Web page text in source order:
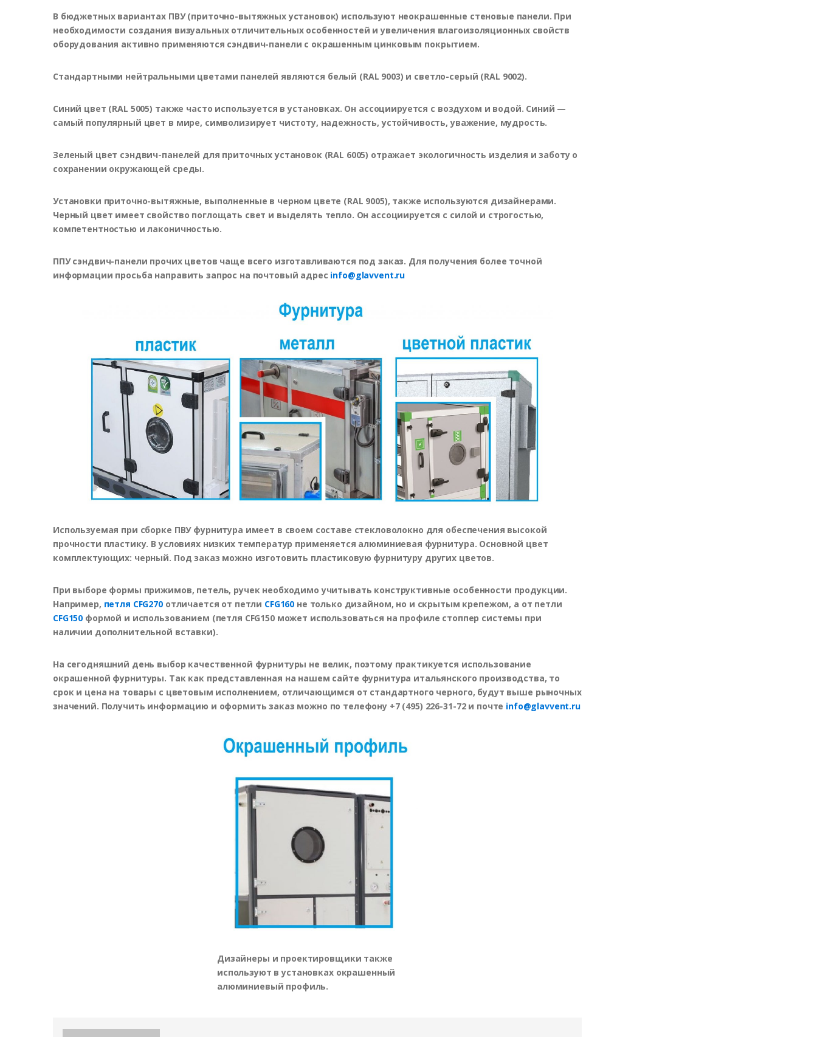
В бюджетных вариантах ПВУ (приточно-вытяжных установок) используют неокрашенные стеновые панели. При
необходимости создания визуальных отличительных особенностей и увеличения влагоизоляционных свойств
оборудования активно применяются сэндвич-панели с окрашенным цинковым покрытием.
Стандартными нейтральными цветами панелей являются белый (RAL 9003) и светло-серый (RAL 9002).
Синий цвет (RAL 5005) также часто используется в установках. Он ассоциируется с воздухом и водой. Синий —
самый популярный цвет в мире, символизирует чистоту, надежность, устойчивость, уважение, мудрость.
Зеленый цвет сэндвич-панелей для приточных установок (RAL 6005) отражает экологичность изделия и заботу о
сохранении окружающей среды.
Установки приточно-вытяжные, выполненные в черном цвете (RAL 9005), также используются дизайнерами.
Черный цвет имеет свойство поглощать свет и выделять тепло. Он ассоциируется с силой и строгостью,
компетентностью и лаконичностью.
ППУ сэндвич-панели прочих цветов чаще всего изготавливаются под заказ. Для получения более точной
информации просьба направить запрос на почтовый адрес info@glavvent.ru
Используемая при сборке ПВУ фурнитура имеет в своем составе стекловолокно для обеспечения высокой
прочности пластику. В условиях низких температур применяется алюминиевая фурнитура. Основной цвет
комплектующих: черный. Под заказ можно изготовить пластиковую фурнитуру других цветов.
При выборе формы прижимов, петель, ручек необходимо учитывать конструктивные особенности продукции.
Например, петля CFG270отличается от петли CFG160 не только дизайном, но и скрытым крепежом, а от петли
CFG150 формой и использованием (петля CFG150 может использоваться на профиле стоппер системы при
наличии дополнительной вставки).
На сегодняшний день выбор качественной фурнитуры не велик, поэтому практикуется использование
окрашенной фурнитуры. Так как представленная на нашем сайте фурнитура итальянского производства, то
срок и цена на товары с цветовым исполнением, отличающимся от стандартного черного, будут выше рыночных
значений. Получить информацию и оформить заказ можно по телефону +7 (495) 226-31-72 и почте info@glavvent.ru
Дизайнеры и проектировщики также
используют в установках окрашенный
алюминиевый профиль.